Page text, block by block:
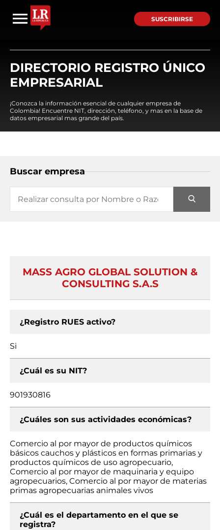
SUSCRIBIRSE
DIRECTORIO REGISTRO ÚNICO
EMPRESARIAL
¡Conozca la información esencial de cualquier empresa de
Colombia! Encuentre NIT, dirección, teléfono, y mas en la base de
datos empresarial mas grande del país.
Buscar empresa
MASS AGRO GLOBAL SOLUTION &
CONSULTING S.A.S
¿Registro RUES activo?
Si
¿Cuál es su NIT?
901930816
¿Cuáles son sus actividades económicas?
Comercio al por mayor de productos químicos
básicos cauchos y plásticos en formas primarias y
productos químicos de uso agropecuario,
Comercio al por mayor de maquinaria y equipo
agropecuarios, Comercio al por mayor de materias
primas agropecuarias animales vivos
¿Cuál es el departamento en el que se
registra?